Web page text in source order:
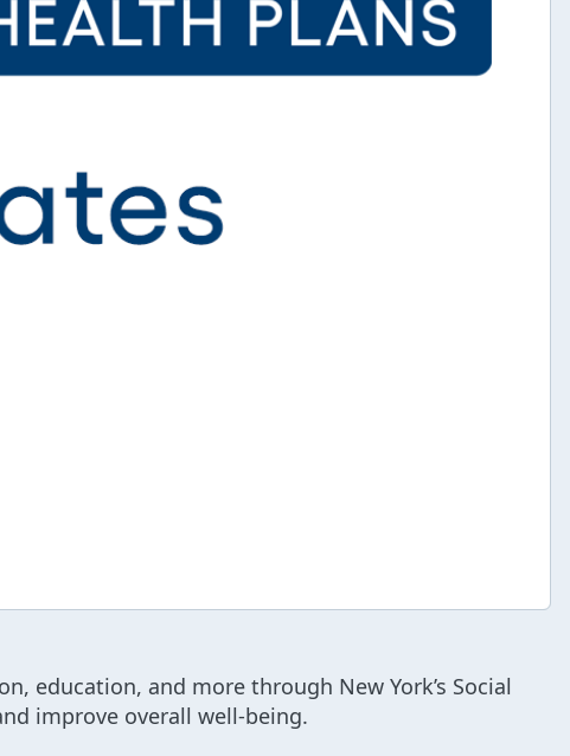
education, and more through New York’s Social
improve overall well-being.